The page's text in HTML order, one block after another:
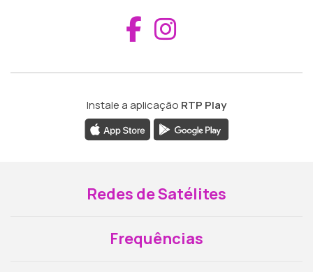
Aceder ao
Instale a aplicação RTP Play
Redes de Satélites
Frequências